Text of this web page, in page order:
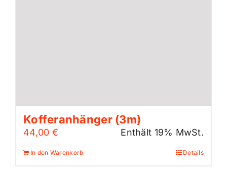
Kofferanhänger (3m)
44,00 € Enthält 19% MwSt.
In den Warenkorb Details